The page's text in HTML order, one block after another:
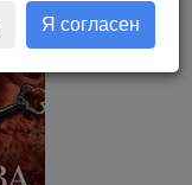
Я согласен